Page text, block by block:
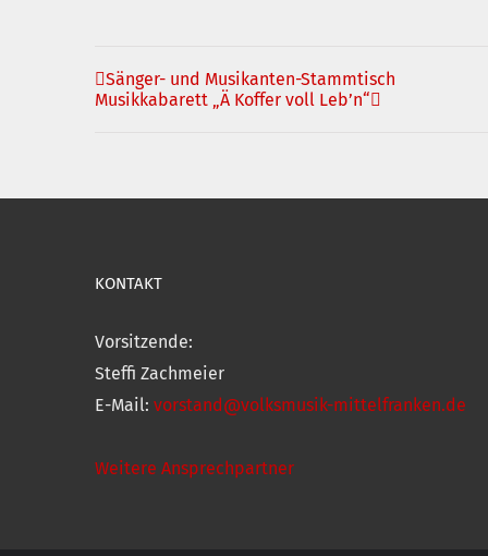
Sänger- und Musikanten-Stammtisch
Musikkabarett „Ä Koffer voll Leb’n“
KONTAKT
Vorsitzende:
Steffi Zachmeier
E-Mail: vorstand@volksmusik-mittelfranken.de
Weitere Ansprechpartner